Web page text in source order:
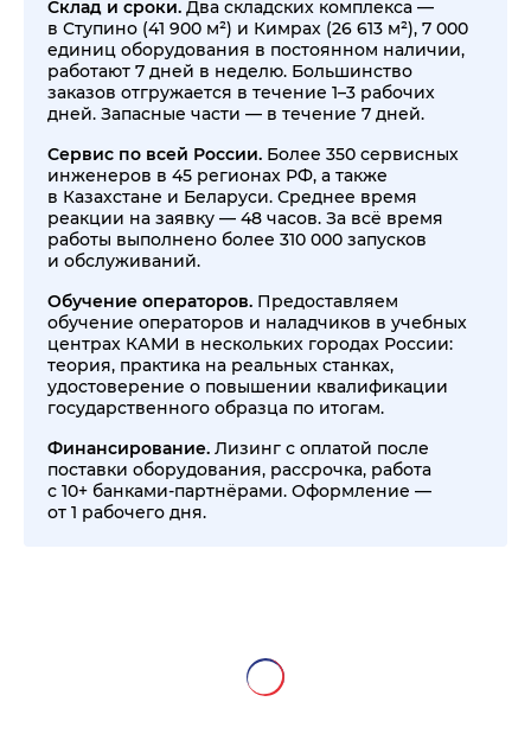
Склад и сроки. Два складских комплекса —
в Ступино (41 900 м²) и Кимрах (26 613 м²), 7 000
единиц оборудования в постоянном наличии,
работают 7 дней в неделю. Большинство
заказов отгружается в течение 1–3 рабочих
дней. Запасные части — в течение 7 дней.
Сервис по всей России. Более 350 сервисных
инженеров в 45 регионах РФ, а также
в Казахстане и Беларуси. Среднее время
реакции на заявку — 48 часов. За всё время
работы выполнено более 310 000 запусков
и обслуживаний.
Обучение операторов. Предоставляем
обучение операторов и наладчиков в учебных
центрах КАМИ в нескольких городах России:
теория, практика на реальных станках,
удостоверение о повышении квалификации
государственного образца по итогам.
Финансирование. Лизинг с оплатой после
поставки оборудования, рассрочка, работа
с 10+ банками-партнёрами. Оформление —
от 1 рабочего дня.